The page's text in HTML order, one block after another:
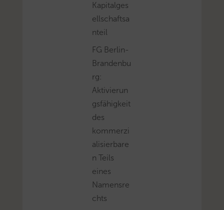
Kapitalges
ellschaftsa
nteil
FG Berlin-
Brandenbu
rg:
Aktivierun
gsfähigkeit
des
kommerzi
alisierbare
n Teils
eines
Namensre
chts